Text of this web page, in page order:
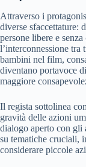
Attraverso i
diverse sfaccettature:
persone libere e
l’interconnessione tra
bambini nel film,
diventano portavoce
maggiore
Il regista sottolinea
gravità delle azioni
dialogo aperto con gli
su tematiche cruciali,
considerare piccole